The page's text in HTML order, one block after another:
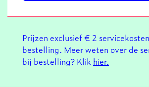
Prijzen exclusief € 2
bestelling. Meer weten over de
bij bestelling? Klik hier.